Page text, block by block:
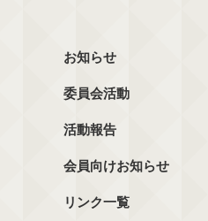
お知らせ
委員会活動
活動報告
会員向けお知らせ
リンク一覧